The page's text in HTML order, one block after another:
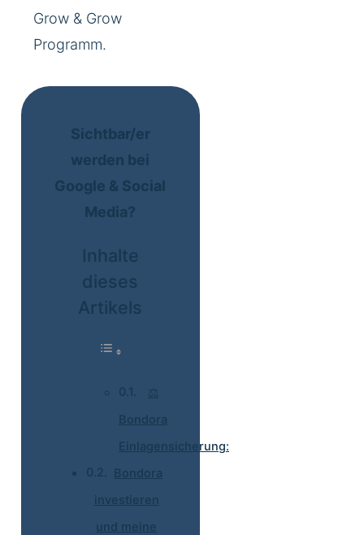
Grow & Grow
Programm.
Sichtbar/er
werden bei
Google & Social
Media?
Inhalte
dieses
Artikels
⚖️
Bondora
Einlagensicherung:
Bondora
investieren
und meine